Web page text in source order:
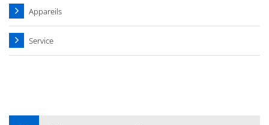
Appareils
Service